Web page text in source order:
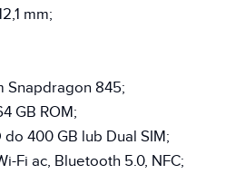
mm;
Snapdragon 845;
GB ROM;
do 400 GB lub Dual SIM;
Fi ac, Bluetooth 5.0, NFC;